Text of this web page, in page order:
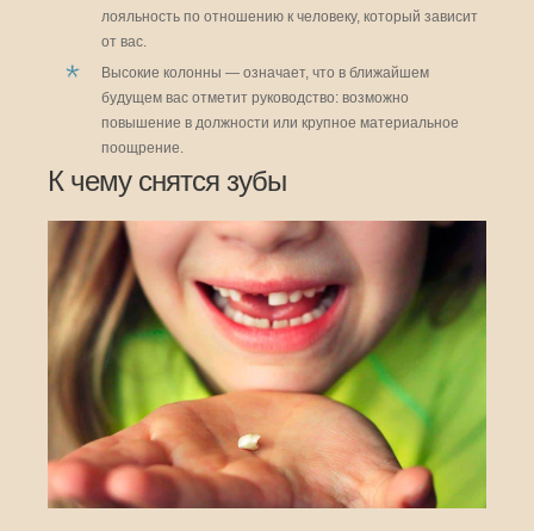
лояльность по отношению к человеку, который зависит
от вас.
Высокие колонны — означает, что в ближайшем
будущем вас отметит руководство: возможно
повышение в должности или крупное материальное
поощрение.
К чему снятся зубы